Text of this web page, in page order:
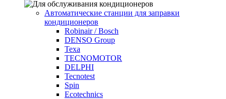
Автоматические станции для заправки
кондиционеров
Robinair / Bosch
DENSO Group
Texa
TECNOMOTOR
DELPHI
Tecnotest
Spin
Ecotechnics